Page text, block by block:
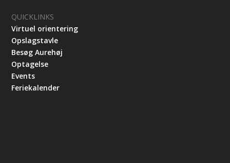
QUICKLINKS
Virtuel orientering
Opslagstavle
Besøg Aurehøj
Optagelse
Events
Feriekalender